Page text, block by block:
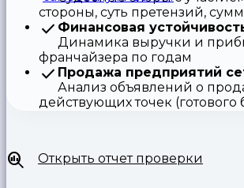
стороны, суть претензий,
Финансовая
Динамика выручки и
франчайзера по годам
Продажа предприятий
Анализ объявлений о
действующих точек (готового
Открыть отчет проверки